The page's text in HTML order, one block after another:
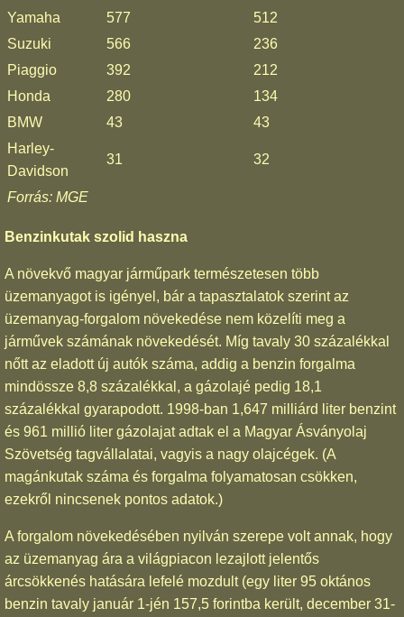
Yamaha
577
512
Suzuki
566
236
Piaggio
392
212
Honda
280
134
BMW
43
43
Harley-
Davidson
31 32
Forrás: MGE
Benzinkutak szolid haszna
A növekvő magyar járműpark természetesen több
üzemanyagot is igényel, bár a tapasztalatok szerint az
üzemanyag-forgalom növekedése nem közelíti meg a
járművek számának növekedését. Míg tavaly 30 százalékkal
nőtt az eladott új autók száma, addig a benzin forgalma
mindössze 8,8 százalékkal, a gázolajé pedig 18,1
százalékkal gyarapodott. 1998-ban 1,647 milliárd liter benzint
és 961 millió liter gázolajat adtak el a Magyar Ásványolaj
Szövetség tagvállalatai, vagyis a nagy olajcégek. (A
magánkutak száma és forgalma folyamatosan csökken,
ezekről nincsenek pontos adatok.)
A forgalom növekedésében nyilván szerepe volt annak, hogy
az üzemanyag ára a világpiacon lezajlott jelentős
árcsökkenés hatására lefelé mozdult (egy liter 95 oktános
benzin tavaly január 1-jén 157,5 forintba került, december 31-